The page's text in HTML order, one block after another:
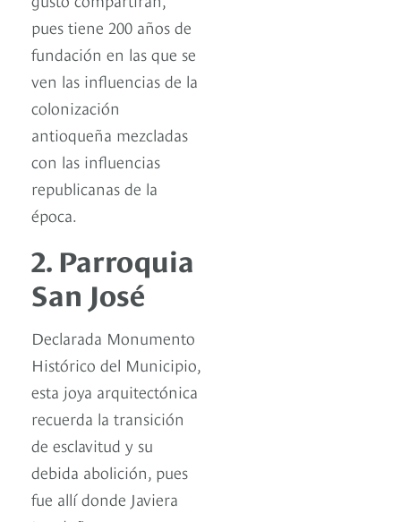
pues tiene 200 años de
fundación en las que se
ven las influencias de la
colonización
antioqueña mezcladas
con las influencias
republicanas de la
época.
2. Parroquia
San José
Declarada Monumento
Histórico del Municipio,
esta joya arquitectónica
recuerda la transición
de esclavitud y su
debida abolición, pues
fue allí donde Javiera